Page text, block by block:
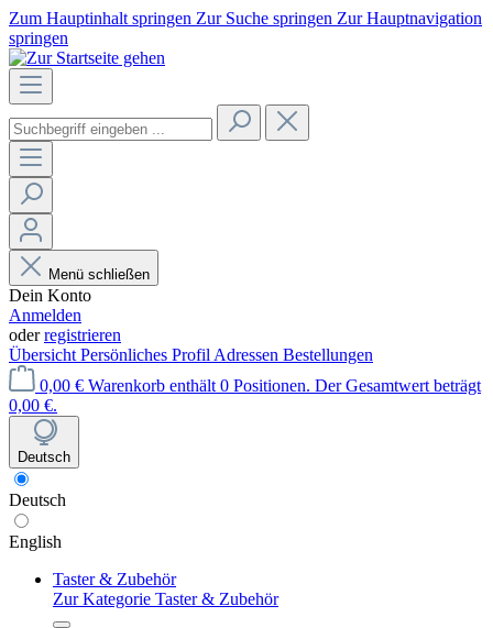
Zum Hauptinhalt springen Zur Suche springen Zur Hauptnavigation
springen
Menü schließen
Dein Konto
Anmelden
oderregistrieren
Übersicht Persönliches Profil Adressen Bestellungen
0,00 € Warenkorb enthält 0 Positionen. Der Gesamtwert beträgt
0,00 €.
Deutsch
Deutsch
English
Taster & Zubehör
Zur Kategorie Taster & Zubehör